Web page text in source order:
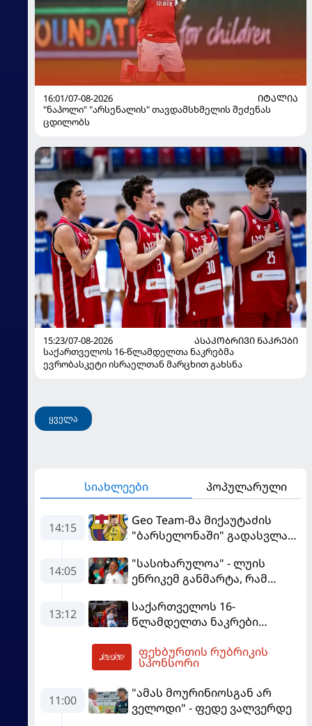
16:01/07-08-2026
ᲘᲢᲐᲚᲘᲐ
"ნაპოლი" "არსენალის" თავდამსხმელის შეძენას
ცდილობს
15:23/07-08-2026
ᲐᲡᲐᲙᲝᲑᲠᲘᲕᲘ ᲜᲐᲙᲠᲔᲑᲘ
საქართველოს 16-წლამდელთა ნაკრებმა
ევრობასკეტი ისრაელთან მარცხით გახსნა
ყველა
სიახლეები პოპულარული
14:15
Geo Team-მა მიქაუტაძის
"ბარსელონაში" გადასვლაზე
ინფორმაციაზე განმარტება
გააკეთა
14:05
"სასიხარულოა" - ლუის
ენრიკემ განმარტა, რამ
იუნაიტედთან" ნამატჩევს
13:12
საქართველოს 16-
წლამდელთა ნაკრები
დამარცხდა
ფეხბურთის რუბრიკის
სპონსორი
11:00
"ამას მოურინიოსგან არ
ველოდი" - ფედე ვალვერდე